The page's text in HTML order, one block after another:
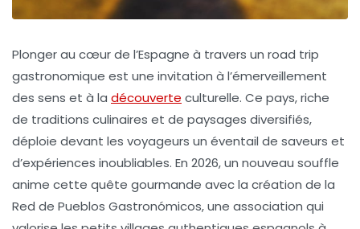
Plonger au cœur de l’Espagne à travers un road trip
gastronomique est une invitation à l’émerveillement
des sens et à la découverte culturelle. Ce pays, riche
de traditions culinaires et de paysages diversifiés,
déploie devant les voyageurs un éventail de saveurs et
d’expériences inoubliables. En 2026, un nouveau souffle
anime cette quête gourmande avec la création de la
Red de Pueblos Gastronómicos, une association qui